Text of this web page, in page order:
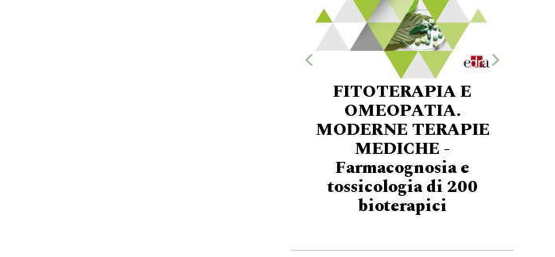
FITOTERAPIA E
OMEOPATIA.
MODERNE TERAPIE
MEDICHE -
Farmacognosia e
tossicologia di 200
bioterapici